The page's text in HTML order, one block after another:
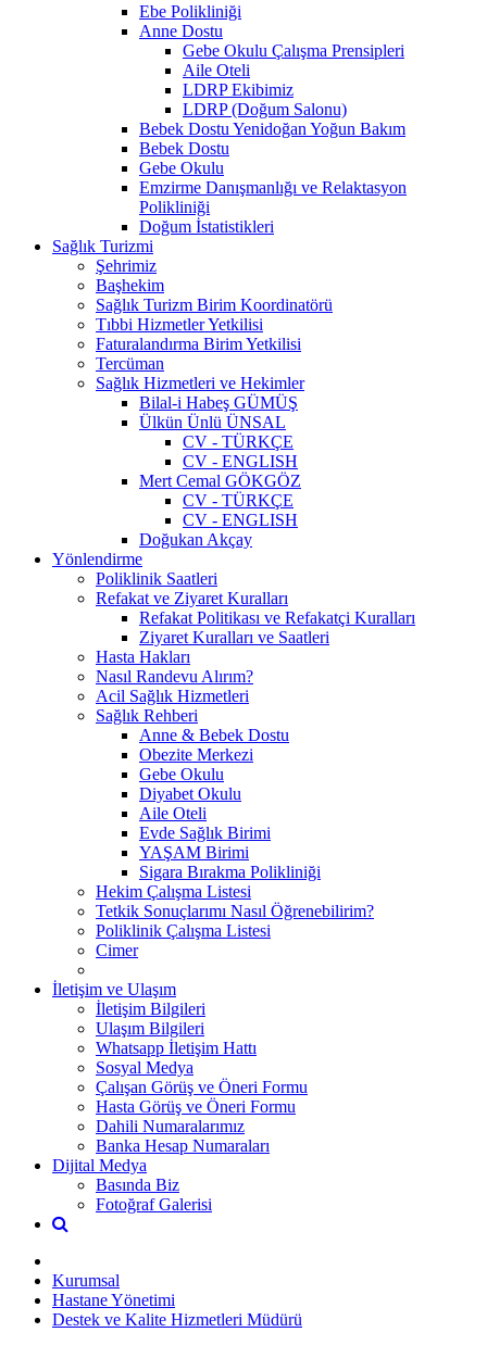
Ebe Polikliniği
Anne Dostu
Gebe Okulu Çalışma Prensipleri
Aile Oteli
LDRP Ekibimiz
LDRP (Doğum Salonu)
Bebek Dostu Yenidoğan Yoğun Bakım
Bebek Dostu
​Gebe Okulu
Emzirme Danışmanlığı ve Relaktasyon
Polikliniği
Doğum İstatistikleri
Sağlık Turizmi
Şehrimiz
Başhekim
Sağlık Turizm Birim Koordinatörü
Tıbbi Hizmetler Yetkilisi
Faturalandırma Birim Yetkilisi
Tercüman
Sağlık Hizmetleri ve Hekimler
Bilal-i Habeş GÜMÜŞ
Ülkün Ünlü ÜNSAL
CV - TÜRKÇE
CV - ENGLISH
Mert Cemal GÖKGÖZ
CV - TÜRKÇE
CV - ENGLISH
Doğukan Akçay
Yönlendirme
Poliklinik Saatleri
Refakat ve Ziyaret Kuralları
Refakat Politikası ve Refakatçi Kuralları
Ziyaret Kuralları ve Saatleri
Hasta Hakları
Nasıl Randevu Alırım?
Acil Sağlık Hizmetleri
Sağlık Rehberi
Anne & Bebek Dostu
Obezite Merkezi
Gebe Okulu
Diyabet Okulu
Aile Oteli
Evde Sağlık Birimi
YAŞAM Birimi
Sigara Bırakma Polikliniği
Hekim Çalışma Listesi
Tetkik Sonuçlarımı Nasıl Öğrenebilirim?
Poliklinik Çalışma Listesi
Cimer
İletişim ve Ulaşım
İletişim Bilgileri
Ulaşım Bilgileri
Whatsapp İletişim Hattı
Sosyal Medya
Çalışan Görüş ve Öneri Formu
Hasta Görüş ve Öneri Formu
Dahili Numaralarımız
Banka Hesap Numaraları
Dijital Medya
Basında Biz
Fotoğraf Galerisi
Kurumsal
Hastane Yönetimi
Destek ve Kalite Hizmetleri Müdürü